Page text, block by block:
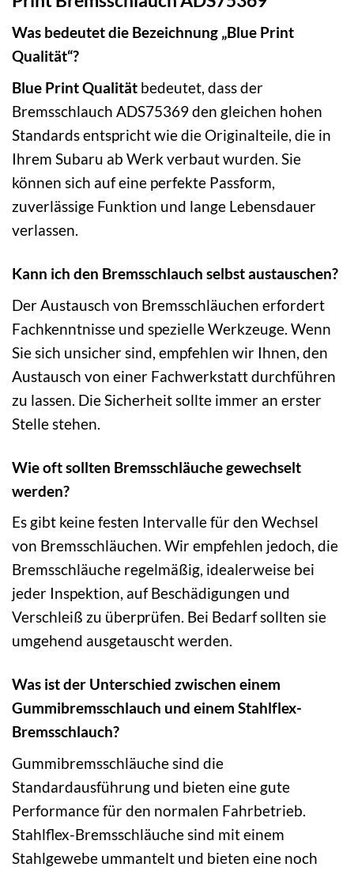
Was bedeutet die Bezeichnung „Blue Print
Qualität“?
Blue Print Qualität bedeutet, dass der
Bremsschlauch ADS75369 den gleichen hohen
Standards entspricht wie die Originalteile, die in
Ihrem Subaru ab Werk verbaut wurden. Sie
können sich auf eine perfekte Passform,
zuverlässige Funktion und lange Lebensdauer
verlassen.
Kann ich den Bremsschlauch selbst austauschen?
Der Austausch von Bremsschläuchen erfordert
Fachkenntnisse und spezielle Werkzeuge. Wenn
Sie sich unsicher sind, empfehlen wir Ihnen, den
Austausch von einer Fachwerkstatt durchführen
zu lassen. Die Sicherheit sollte immer an erster
Stelle stehen.
Wie oft sollten Bremsschläuche gewechselt
werden?
Es gibt keine festen Intervalle für den Wechsel
von Bremsschläuchen. Wir empfehlen jedoch, die
Bremsschläuche regelmäßig, idealerweise bei
jeder Inspektion, auf Beschädigungen und
Verschleiß zu überprüfen. Bei Bedarf sollten sie
umgehend ausgetauscht werden.
Was ist der Unterschied zwischen einem
Gummibremsschlauch und einem Stahlflex-
Bremsschlauch?
Gummibremsschläuche sind die
Standardausführung und bieten eine gute
Performance für den normalen Fahrbetrieb.
Stahlflex-Bremsschläuche sind mit einem
Stahlgewebe ummantelt und bieten eine noch